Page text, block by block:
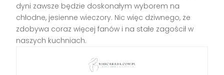
dyni zawsze będzie doskonałym wyborem na
chłodne, jesienne wieczory. Nic więc dziwnego, że
zdobywa coraz więcej fanów i na stałe zagościł w
naszych kuchniach.